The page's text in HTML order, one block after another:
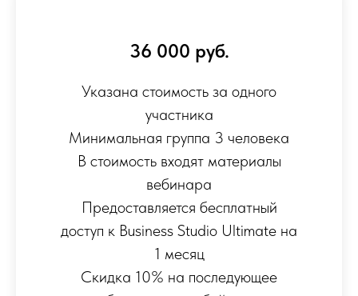
36 000 руб.
Указана стоимость за одного
участника
Минимальная группа 3 человека
В стоимость входят материалы
вебинара
Предоставляется бесплатный
доступ к Business Studio Ultimate на
1 месяц
Скидка 10% на последующее
© 2026 СИДЖИО КОНСАЛТИНГ
Санкт-Петербург